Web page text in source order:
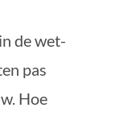
de wet-
pas
Hoe